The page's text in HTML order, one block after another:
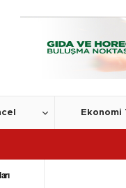
Ekonomi